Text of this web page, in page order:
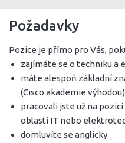
Požadavky
Pozice je přímo pro Vás,
zajímáte se o techniku a
máte alespoň základní
(Cisco akademie výhodou)
pracovali jste už na
oblasti IT nebo
domluvíte se anglicky